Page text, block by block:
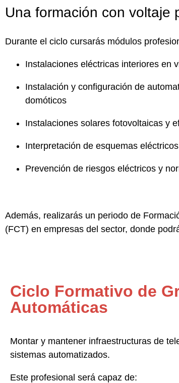
Una formación con voltaje
Durante el ciclo cursarás módulos
Instalaciones eléctricas interiores en
Instalación y configuración de
domóticos
Instalaciones solares fotovoltaicas y
Interpretación de esquemas
Prevención de riesgos eléctricos y
Además, realizarás un periodo de
(FCT) en empresas del sector, donde
Ciclo Formativo de
Automáticas
Montar y mantener infraestructuras de
sistemas automatizados.
Este profesional será capaz de: